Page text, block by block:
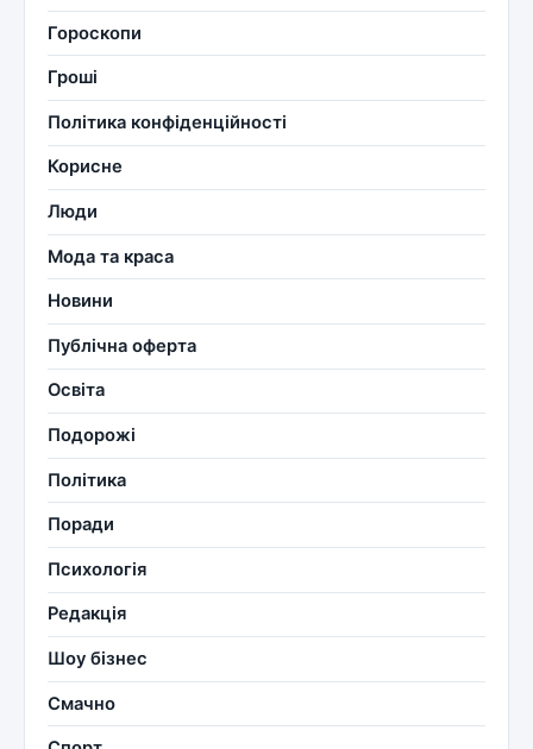
Гороскопи
Гроші
Політика конфіденційності
Корисне
Люди
Мода та краса
Новини
Публічна оферта
Освіта
Подорожі
Політика
Поради
Психологія
Редакція
Шоу бізнес
Смачно